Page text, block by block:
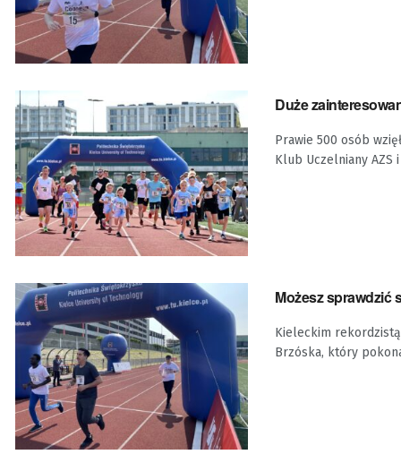
Duże
Prawie 500 osób
Klub Uczelniany AZS i
Możesz sprawdzić
Kieleckim
Brzóska, który